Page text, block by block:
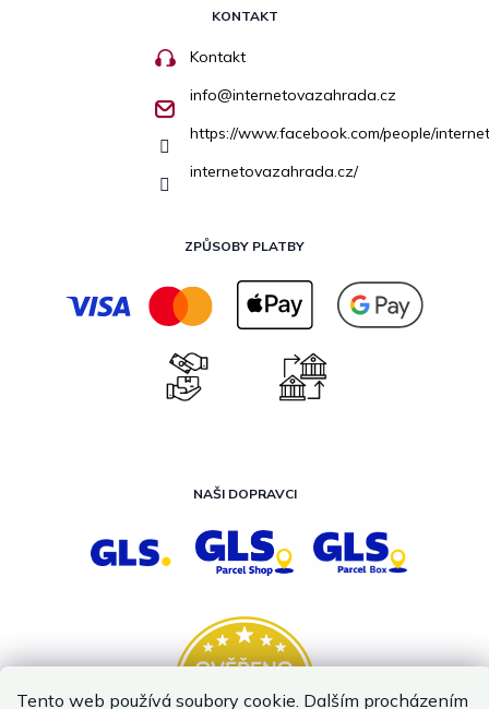
Tento web používá soubory cookie. Dalším procházením
KONTAKT
Kontakt
info@internetovazahrada.cz
https://www.facebook.com/people/
internetovazahrada.cz/
ZPŮSOBY PLATBY
NAŠI DOPRAVCI